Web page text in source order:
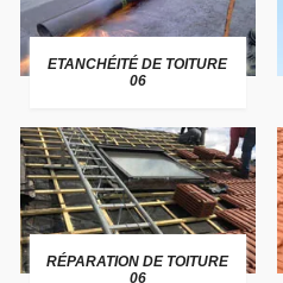
ETANCHÉITÉ DE TOITURE
06
RÉPARATION DE TOITURE
06